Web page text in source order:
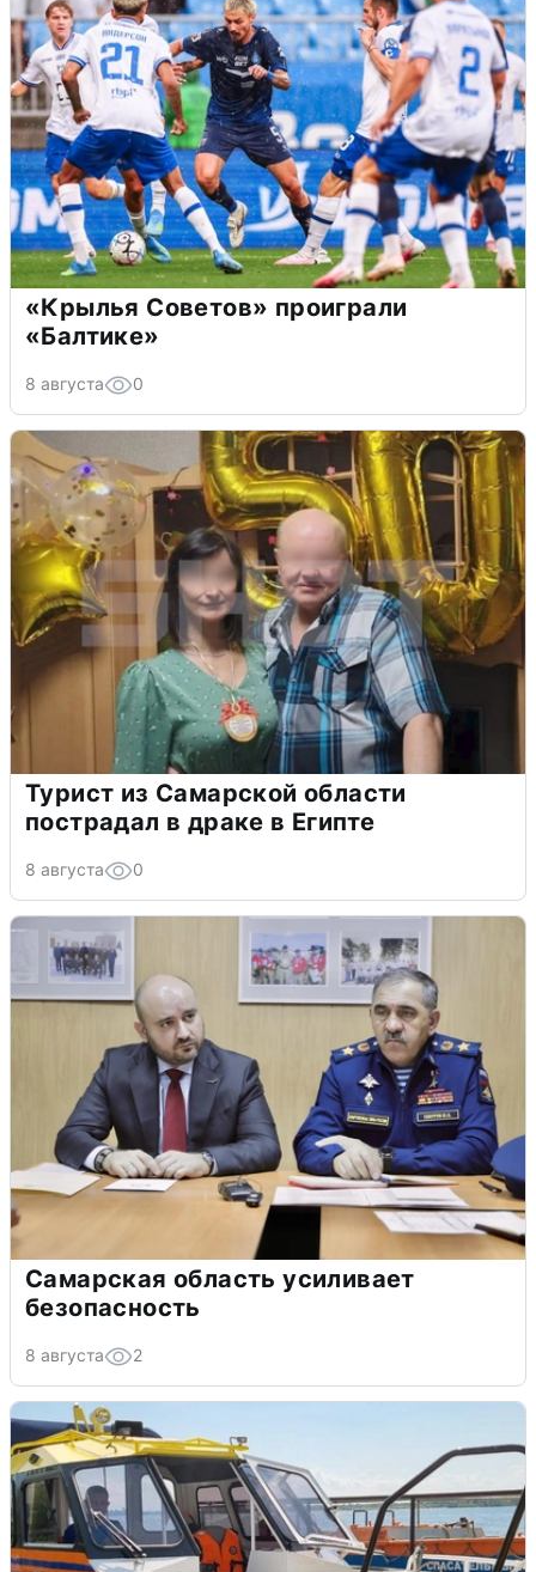
«Крылья Советов» проиграли
«Балтике»
8 августа 0
Турист из Самарской области
пострадал в драке в Египте
8 августа 0
Самарская область усиливает
безопасность
8 августа 2